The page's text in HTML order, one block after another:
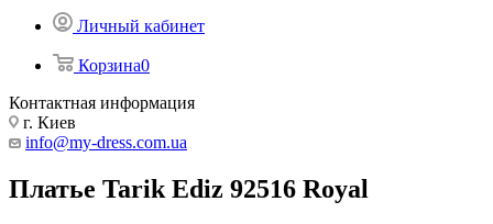
Личный кабинет
Корзина0
Контактная информация
г. Киев
info@my-dress.com.ua
Платье Tarik Ediz 92516 Royal